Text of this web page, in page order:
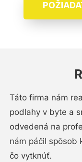
Táto firma nám
podlahy v byte a
odvedená na
nám páčil spôsob
čo vytknúť.